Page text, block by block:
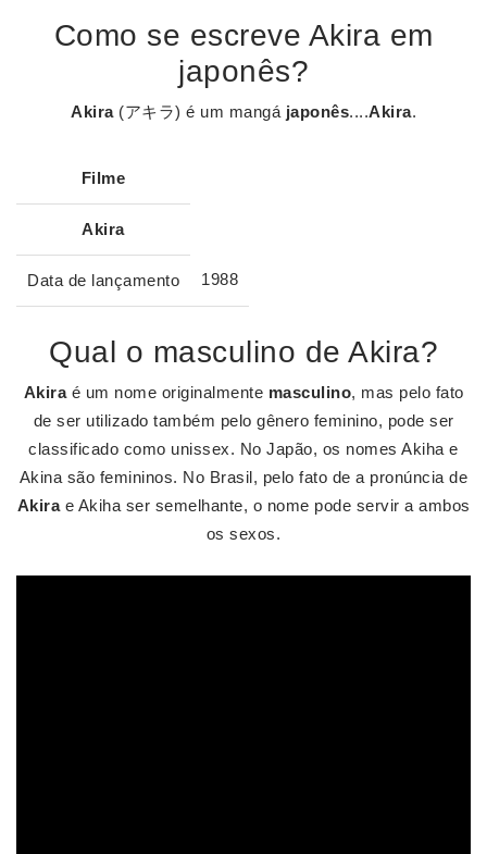
Como se escreve Akira em
japonês?
Akira(アキラ) é um mangá japonês....Akira.
Filme
Akira
Data de lançamento 1988
Qual o masculino de Akira?
Akiraé um nome originalmente masculino, mas pelo fato
de ser utilizado também pelo gênero feminino, pode ser
classificado como unissex. No Japão, os nomes Akiha e
Akina são femininos. No Brasil, pelo fato de a pronúncia de
Akirae Akiha ser semelhante, o nome pode servir a ambos
os sexos.